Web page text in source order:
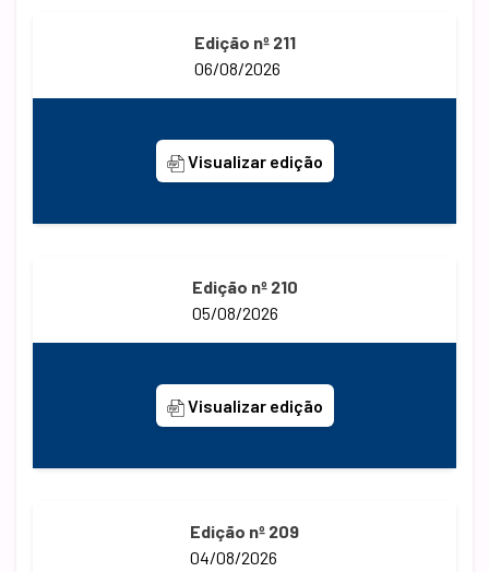
Edição nº 211
06/08/2026
Visualizar edição
Edição nº 210
05/08/2026
Visualizar edição
Edição nº 209
04/08/2026